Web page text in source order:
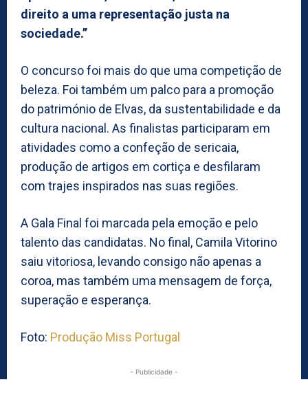
direito a uma representação justa na
sociedade.”
O concurso foi mais do que uma competição de
beleza. Foi também um palco para a promoção
do património de Elvas, da sustentabilidade e da
cultura nacional. As finalistas participaram em
atividades como a confeção de sericaia,
produção de artigos em cortiça e desfilaram
com trajes inspirados nas suas regiões.
A Gala Final foi marcada pela emoção e pelo
talento das candidatas. No final, Camila Vitorino
saiu vitoriosa, levando consigo não apenas a
coroa, mas também uma mensagem de força,
superação e esperança.
Foto: Produção Miss Portugal
- Publicidade -